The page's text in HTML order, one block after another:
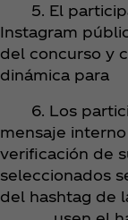
5. El
Instagram
del concurso y
dinámica
6. Los
mensaje
verificación de
del hashtag de